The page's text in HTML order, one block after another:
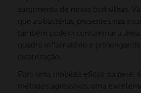
surgimento de novas borbulhas.
que as bactérias presentes nas
também podem contaminar a
quadro inflamatório e
cicatrização.
Para uma limpeza eficaz da pele,
métodos agressivos, uma